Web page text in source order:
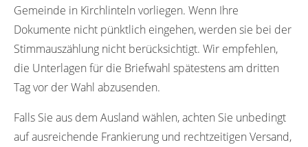
Gemeinde in Kirchlinteln vorliegen. Wenn Ihre
Dokumente nicht pünktlich eingehen, werden sie bei der
Stimmauszählung nicht berücksichtigt. Wir empfehlen,
die Unterlagen für die Briefwahl spätestens am dritten
Tag vor der Wahl abzusenden.
Falls Sie aus dem Ausland wählen, achten Sie unbedingt
auf ausreichende Frankierung und rechtzeitigen Versand,